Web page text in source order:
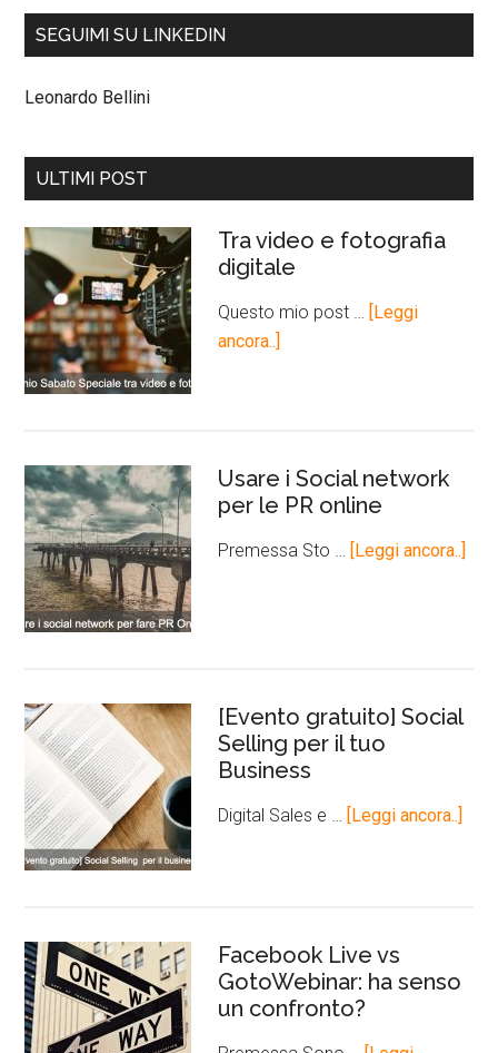
SEGUIMI SU LINKEDIN
Leonardo Bellini
ULTIMI POST
Tra video e fotografia
digitale
Questo mio post …
[Leggi
ancora..]
Usare i Social network
per le PR online
Premessa Sto … [Leggi ancora..]
[Evento gratuito] Social
Selling per il tuo
Business
Digital Sales e … [Leggi ancora..]
Facebook Live vs
GotoWebinar: ha senso
un confronto?